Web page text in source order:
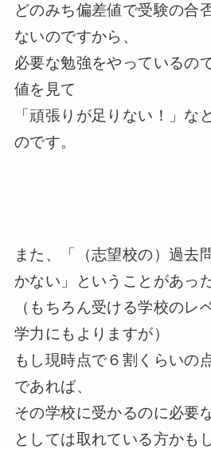
どのみち偏差値で受験の合
ないのですから、
必要な勉強をやっているの
値を見て
「頑張りが足りない！」な
のです。
また、「（志望校の）過去
かない」ということがあっ
（もちろん受ける学校のレ
学力にもよりますが）
もし現時点で６割くらいの
であれば、
その学校に受かるのに必要
としては取れている方かも